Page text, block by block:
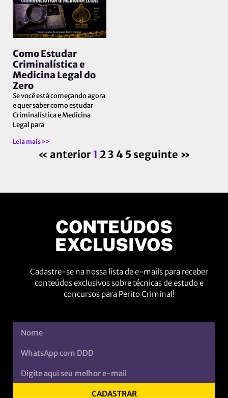
Como Estudar
Criminalística e
Medicina Legal do
Zero
Se você está começando agora
e quer saber como estudar
Criminalística e Medicina
Legal para
Leia mais >>
« anterior 1 2 3 4 5 seguinte »
CONTEÚDOS
EXCLUSIVOS
Cadastre-se na nossa lista de e-mails para receber
conteúdos exclusivos sobre técnicas de estudo e
concursos para Perito Criminal!
CADASTRAR